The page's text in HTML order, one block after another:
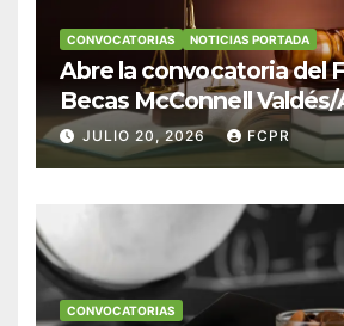
CONVOCATORIAS NOTICIAS PORTADA
Abre la convocatoria del
Becas McConnell
Escudero Viera para
Derecho en Puerto Rico
JULIO 20, 2026 FCPR
CONVOCATORIAS